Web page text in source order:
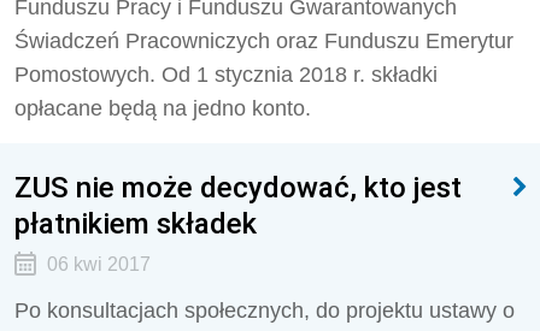
Funduszu Pracy i Funduszu Gwarantowanych
Świadczeń Pracowniczych oraz Funduszu Emerytur
Pomostowych. Od 1 stycznia 2018 r. składki
opłacane będą na jedno konto.
ZUS nie może decydować, kto jest
płatnikiem składek
06 kwi 2017
Po konsultacjach społecznych, do projektu ustawy o